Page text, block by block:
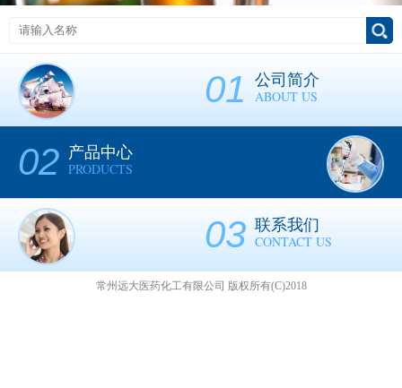
01 公司简介
ABOUT US
02 产品中心
PRODUCTS
03 联系我们
CONTACT US
常州远大医药化工有限公司 版权所有(C)2018